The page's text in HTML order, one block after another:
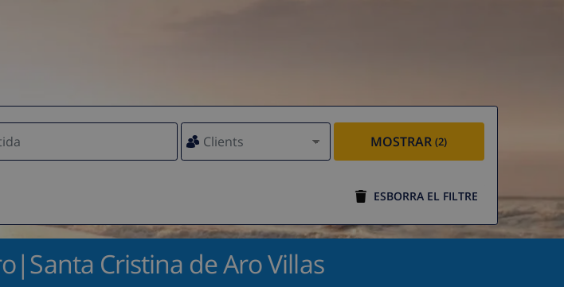
Clients MOSTRAR (2)
ESBORRA EL FILTRE
Cristina de Aro Villas